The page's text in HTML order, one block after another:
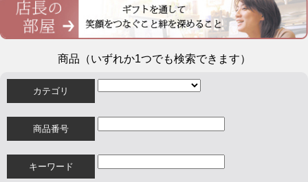
商品（いずれか1つでも検索できます）
カテゴリ
商品番号
キーワード